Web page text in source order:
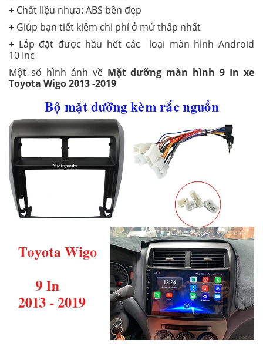
+ Chất liệu nhựa: ABS bền đẹp
+ Giúp bạn tiết kiệm chi phí ở mứ thấp nhất
+ Lắp đặt được hầu hết các loại màn hình Android
10 Inc
Một số hình ảnh về Mặt dưỡng màn hình 9 In xe
Toyota Wigo 2013 -2019